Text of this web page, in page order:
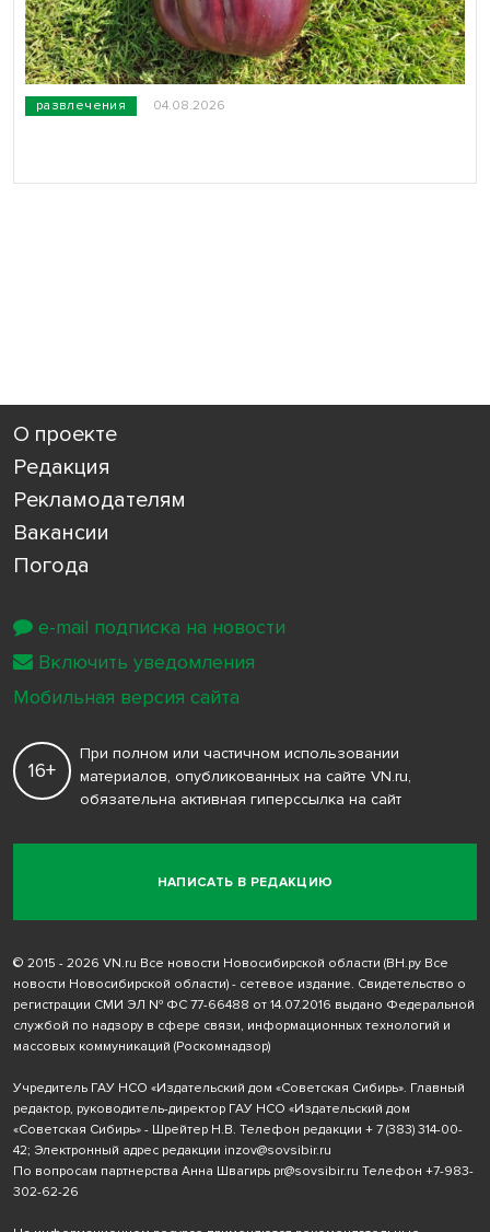
развлечения 04.08.2026
О проекте
Редакция
Рекламодателям
Вакансии
Погода
НАПИСАТЬ В РЕДАКЦИЮ
16+
При полном или частичном использовании
материалов, опубликованных на сайте VN.ru,
обязательна активная гиперссылка на сайт
© 2015 - 2026 VN.ru Все новости Новосибирской области (ВН.ру Все
новости Новосибирской области) - сетевое издание. Свидетельство о
регистрации СМИ ЭЛ № ФС 77-66488 от 14.07.2016 выдано Федеральной
службой по надзору в сфере связи, информационных технологий и
массовых коммуникаций (Роскомнадзор)
Учредитель ГАУ НСО «Издательский дом «Советская Сибирь». Главный
редактор, руководитель-директор ГАУ НСО «Издательский дом
«Советская Сибирь» - Шрейтер Н.В. Телефон редакции + 7 (383) 314-00-
42; Электронный адрес редакции inzov@sovsibir.ru
По вопросам партнерства Анна Швагирь pr@sovsibir.ru Телефон +7-983-
302-62-26
e-mail подписка на новости
Включить уведомления
Мобильная версия сайта